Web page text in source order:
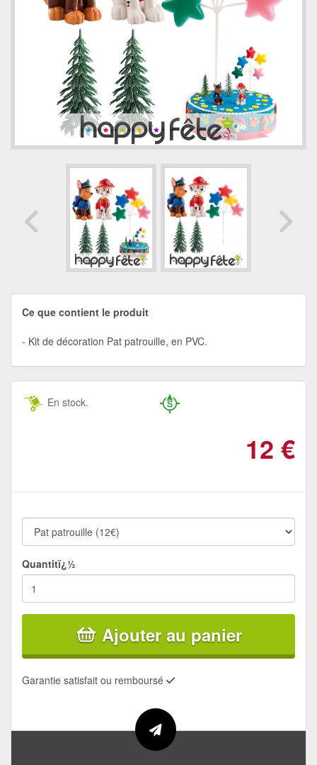
Ce que contient le produit
Kit de décoration Pat patrouille, en PVC.
En stock.
12 €
Quantitï¿½
Ajouter au panier
Garantie satisfait ou remboursé